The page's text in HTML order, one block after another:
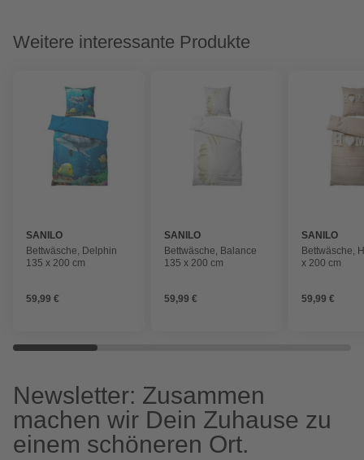
Weitere interessante Produkte
SANILO
Bettwäsche, Delphin
135 x 200 cm
59,99 €
SANILO
Bettwäsche, Balance
135 x 200 cm
59,99 €
SANILO
Bettwäsche,
x 200 cm
59,99 €
Newsletter: Zusammen
machen wir Dein Zuhause zu
einem schöneren Ort.